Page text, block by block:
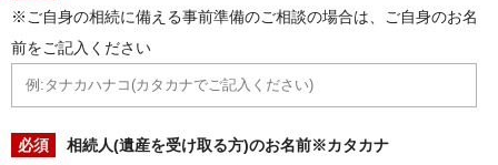
※ご自身の相続に備える事前準備のご相談の場合は、ご自身のお名
前をご記入ください
必須
相続人(遺産を受け取る方)のお名前※カタカナ